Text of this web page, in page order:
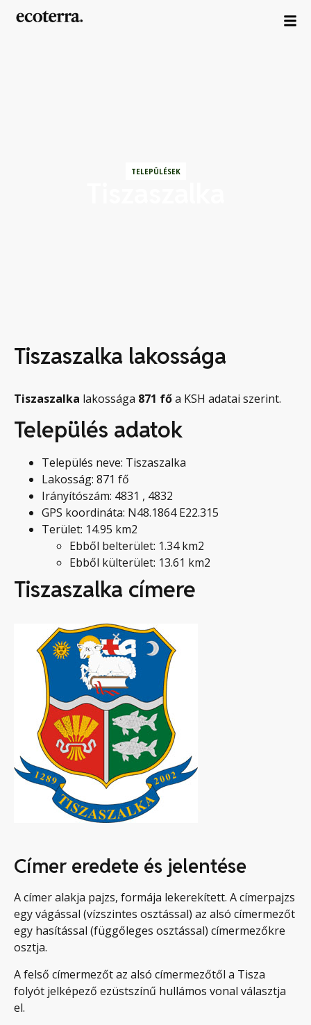
TELEPÜLÉSEK
Tiszaszalka lakossága
Tiszaszalka lakossága 871 főa KSH adatai szerint.
Település adatok
Település neve: Tiszaszalka
Lakosság: 871 fő
Irányítószám: 4831 , 4832
GPS koordináta: N48.1864 E22.315
Terület: 14.95 km2
Ebből belterület: 1.34 km2
Ebből külterület: 13.61 km2
Tiszaszalka címere
Címer eredete és jelentése
A címer alakja pajzs, formája lekerekített. A címerpajzs
egy vágással (vízszintes osztással) az alsó címermezőt
egy hasítással (függőleges osztással) címermezőkre
osztja.
A felső címermezőt az alsó címermezőtől a Tisza
folyót jelképező ezüstszínű hullámos vonal választja
el.